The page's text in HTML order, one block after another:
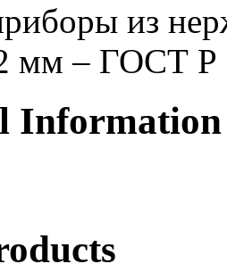
из
мм – ГОСТ Р
Information